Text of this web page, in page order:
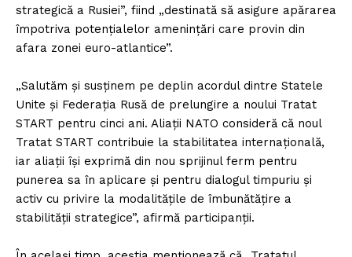
strategică a Rusiei”, fiind „destinată să asigure apărarea
împotriva potenţialelor ameninţări care provin din
afara zonei euro-atlantice”.
„Salutăm şi susţinem pe deplin acordul dintre Statele
Unite şi Federaţia Rusă de prelungire a noului Tratat
START pentru cinci ani. Aliaţii NATO consideră că noul
Tratat START contribuie la stabilitatea internaţională,
iar aliaţii îşi exprimă din nou sprijinul ferm pentru
punerea sa în aplicare şi pentru dialogul timpuriu şi
activ cu privire la modalităţile de îmbunătăţire a
stabilităţii strategice”, afirmă participanţii.